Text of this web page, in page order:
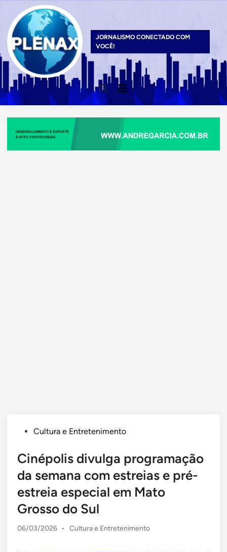
content
JORNALISMO CONECTADO COM
VOCÊ!
Open
Search
Main
Menu
PostedCultura e Entretenimento
Cinépolis divulga programação
da semana com estreias e pré-
estreia especial em Mato
Grosso do Sul
06/03/2026 •
Posted
Cultura e Entretenimento